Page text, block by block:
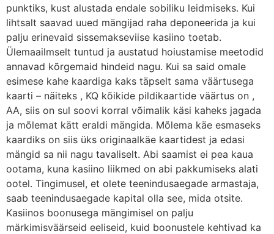
punktiks, kust alustada endale sobiliku leidmiseks. Kui
lihtsalt saavad uued mängijad raha deponeerida ja kui
palju erinevaid sissemakseviise kasiino toetab.
Ülemaailmselt tuntud ja austatud hoiustamise meetodid
annavad kõrgemaid hindeid nagu. Kui sa said omale
esimese kahe kaardiga kaks täpselt sama väärtusega
kaarti – näiteks , KQ kõikide pildikaartide väärtus on ,
AA, siis on sul soovi korral võimalik käsi kaheks jagada
ja mõlemat kätt eraldi mängida. Mõlema käe esmaseks
kaardiks on siis üks originaalkäe kaartidest ja edasi
mängid sa nii nagu tavaliselt. Abi saamist ei pea kaua
ootama, kuna kasiino liikmed on abi pakkumiseks alati
ootel. Tingimusel, et olete teenindusaegade armastaja,
saab teenindusaegade kapital olla see, mida otsite.
Kasiinos boonusega mängimisel on palju
märkimisväärseid eeliseid, kuid boonustele kehtivad ka